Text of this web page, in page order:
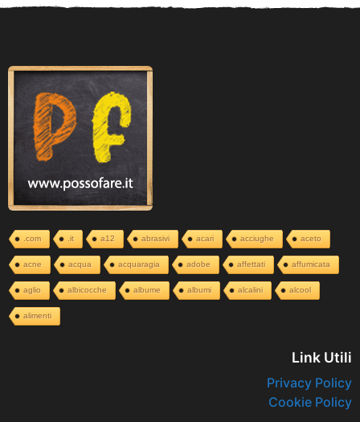
g
.com .it a12 abrasivi acari acciughe aceto
acne acqua acquaragia adobe affettati affumicata
aglio albicocche albume albumi alcalini alcool
alimenti
Link Utili
Privacy Policy
Cookie Policy